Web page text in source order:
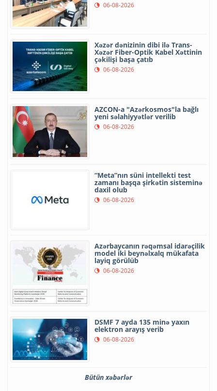
06-08-2026
Xəzər dənizinin dibi ilə Trans-
Xəzər Fiber-Optik Kabel Xəttinin
çəkilişi başa çatıb
06-08-2026
AZCON-a "Azərkosmos"la bağlı
yeni səlahiyyətlər verilib
06-08-2026
“Meta”nın süni intellekti test
zamanı başqa şirkətin sisteminə
daxil olub
06-08-2026
Azərbaycanın rəqəmsal idarəçilik
model iki beynəlxalq mükafata
layiq görülüb
06-08-2026
DSMF 7 ayda 135 minə yaxın
elektron arayış verib
06-08-2026
Bütün xəbərlər